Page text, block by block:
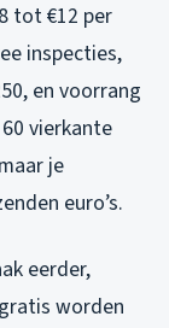
tot €12 per
inspecties,
en voorrang
vierkante
je
euro’s.
eerder,
worden